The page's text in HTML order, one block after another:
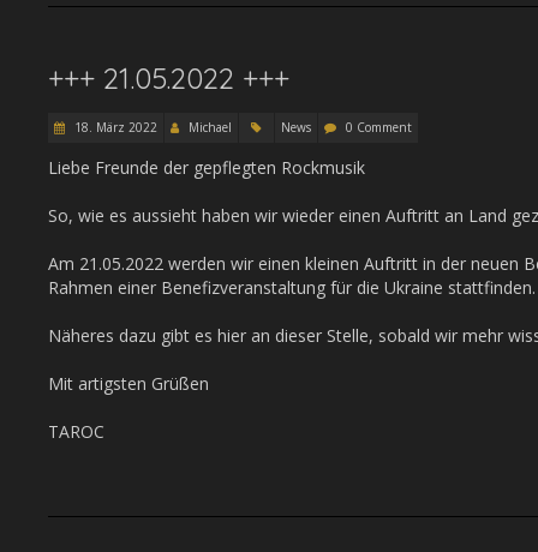
+++ 21.05.2022 +++
18. März 2022 Michael News 0 Comment
Liebe Freunde der gepflegten Rockmusik
So, wie es aussieht haben wir wieder einen Auftritt an Land
Am 21.05.2022 werden wir einen kleinen Auftritt in der neuen
Rahmen einer Benefizveranstaltung für die Ukraine stattfinden.
Näheres dazu gibt es hier an dieser Stelle, sobald wir mehr
Mit artigsten Grüßen
TAROC